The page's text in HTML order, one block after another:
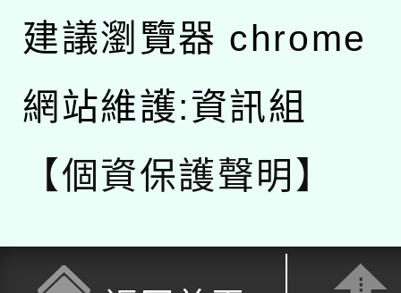
建議瀏覽器 chrome
網站維護:資訊組
【個資保護聲明】